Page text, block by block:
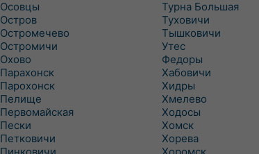
Осовцы
Остров
Остромечево
Остромичи
Охово
Парахонск
Парохонск
Пелище
Первомайская
Пески
Петковичи
Турна Большая
Туховичи
Тышковичи
Утес
Федоры
Хабовичи
Хидры
Хмелево
Ходосы
Хомск
Хорева